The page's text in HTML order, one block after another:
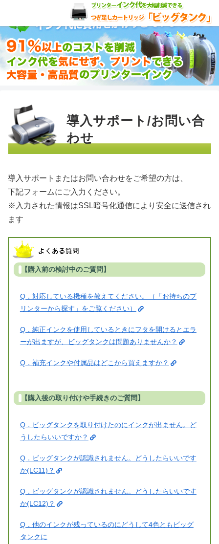
導入サポート/お問い合
わせ
導入サポートまたはお問い合わせをご希望の方は、
下記フォームにご入力ください。
※入力された情報はSSL暗号化通信により安全に送信され
ます
【購入前の検討中のご質問】
Q．対応している機種を教えてください。（「お持ちのプ
リンターから探す」をご覧ください）
Q．純正インクを使用しているときにフタを開けるとエラ
ーが出ますが、ビッグタンクは問題ありませんか？
Q．補充インクや付属品はどこから買えますか？
【購入後の取り付けや手続きのご質問】
Q．ビッグタンクを取り付けたのにインクが出ません。ど
うしたらいいですか？
Q．ビッグタンクが認識されません。どうしたらいいです
か(LC11)？
Q．ビッグタンクが認識されません。どうしたらいいです
か(LC12)？
Q．他のインクが残っているのにどうして4色ともビッグ
タンクに